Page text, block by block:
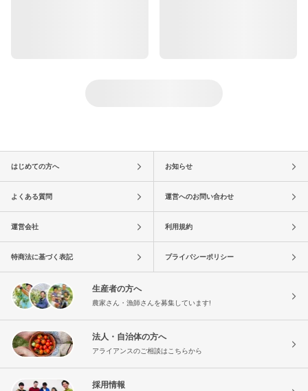
はじめての方へ お知らせ
よくある質問 運営へのお問い合わせ
運営会社 利用規約
特商法に基づく表記 プライバシーポリシー
生産者の方へ
農家さん・漁師さんを募集しています!
法人・自治体の方へ
アライアンスのご相談はこちらから
採用情報